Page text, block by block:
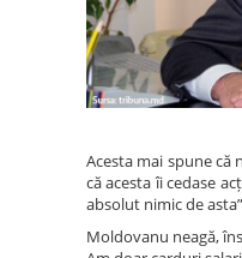
Acesta mai spune
că acesta îi cedase
absolut nimic de
Moldovanu neagă,